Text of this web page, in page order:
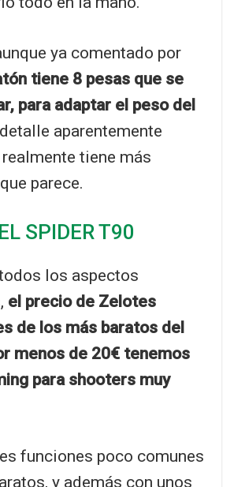
ya comentado por
tiene 8 pesas que se
para adaptar el peso del
aparentemente
tiene más
parece.
SPIDER T90
los aspectos
el precio de Zelotes
de los más baratos del
menos de 20€ tenemos
para shooters muy
funciones poco comunes
y además con unos